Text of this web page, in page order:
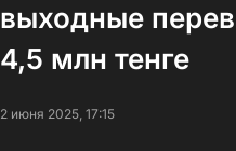
выходные
4,5 млн тенге
2 июня 2025, 17:15